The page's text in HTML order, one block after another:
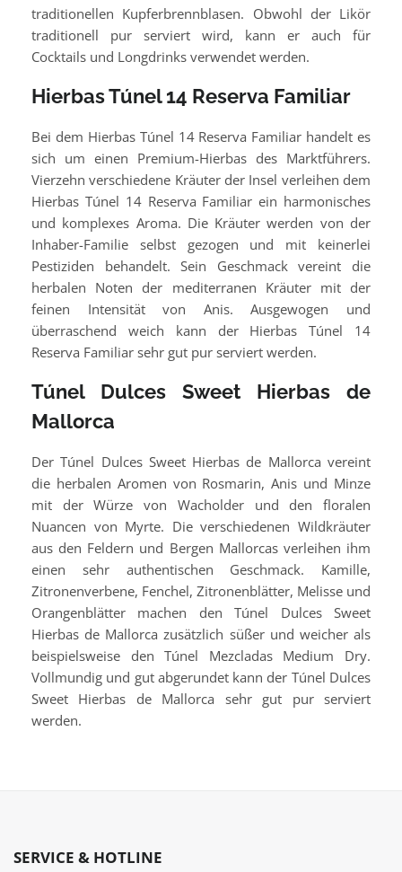
traditionellen Kupferbrennblasen. Obwohl der Likör
traditionell pur serviert wird, kann er auch für
Cocktails und Longdrinks verwendet werden.
Hierbas Túnel 14 Reserva Familiar
Bei dem Hierbas Túnel 14 Reserva Familiar handelt es
sich um einen Premium-Hierbas des Marktführers.
Vierzehn verschiedene Kräuter der Insel verleihen dem
Hierbas Túnel 14 Reserva Familiar ein harmonisches
und komplexes Aroma. Die Kräuter werden von der
Inhaber-Familie selbst gezogen und mit keinerlei
Pestiziden behandelt. Sein Geschmack vereint die
herbalen Noten der mediterranen Kräuter mit der
feinen Intensität von Anis. Ausgewogen und
überraschend weich kann der Hierbas Túnel 14
Reserva Familiar sehr gut pur serviert werden.
Túnel Dulces Sweet Hierbas de
Mallorca
Der Túnel Dulces Sweet Hierbas de Mallorca vereint
die herbalen Aromen von Rosmarin, Anis und Minze
mit der Würze von Wacholder und den floralen
Nuancen von Myrte. Die verschiedenen Wildkräuter
aus den Feldern und Bergen Mallorcas verleihen ihm
einen sehr authentischen Geschmack. Kamille,
Zitronenverbene, Fenchel, Zitronenblätter, Melisse und
Orangenblätter machen den Túnel Dulces Sweet
Hierbas de Mallorca zusätzlich süßer und weicher als
beispielsweise den Túnel Mezcladas Medium Dry.
Vollmundig und gut abgerundet kann der Túnel Dulces
Sweet Hierbas de Mallorca sehr gut pur serviert
werden.
SERVICE & HOTLINE